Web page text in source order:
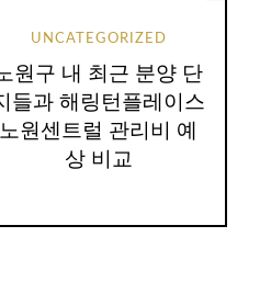
UNCATEGORIZED
원구 내 최근 분양 단
들과 해링턴플레이스
노원센트럴 관리비 예
상 비교